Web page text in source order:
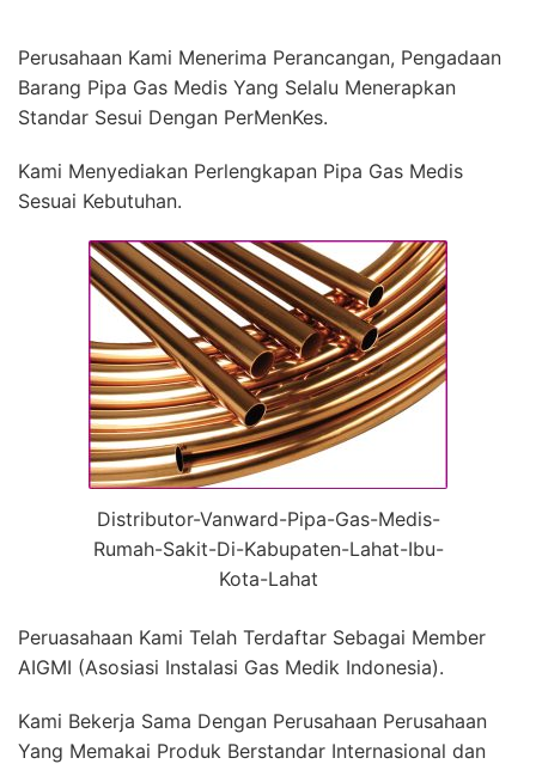
Perusahaan Kami Menerima Perancangan, Pengadaan
Barang Pipa Gas Medis Yang Selalu Menerapkan
Standar Sesui Dengan PerMenKes.
Kami Menyediakan Perlengkapan Pipa Gas Medis
Sesuai Kebutuhan.
Distributor-Vanward-Pipa-Gas-Medis-
Rumah-Sakit-Di-Kabupaten-Lahat-Ibu-
Kota-Lahat
Peruasahaan Kami Telah Terdaftar Sebagai Member
AIGMI (Asosiasi Instalasi Gas Medik Indonesia).
Kami Bekerja Sama Dengan Perusahaan Perusahaan
Yang Memakai Produk Berstandar Internasional dan